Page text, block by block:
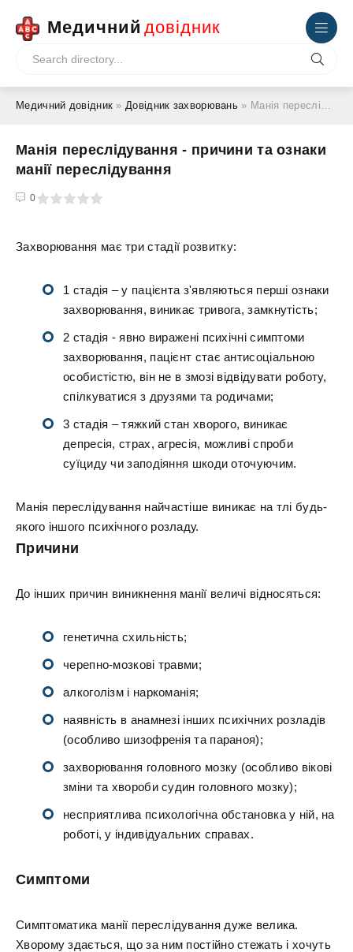
Медичний довідник
Медичний довідник »Довідник захворювань » Манія переслідування - причини та ознаки манії переслідування
Манія переслідування - причини та ознаки
манії переслідування
0
5
Захворювання має три стадії розвитку:
1 стадія – у пацієнта з'являються перші ознаки
захворювання, виникає тривога, замкнутість;
2 стадія - явно виражені психічні симптоми
захворювання, пацієнт стає антисоціальною
особистістю, він не в змозі відвідувати роботу,
спілкуватися з друзями та родичами;
3 стадія – тяжкий стан хворого, виникає
депресія, страх, агресія, можливі спроби
суїциду чи заподіяння шкоди оточуючим.
Манія переслідування найчастіше виникає на тлі будь-
якого іншого психічного розладу.
Причини
До інших причин виникнення манії величі відносяться:
генетична схильність;
черепно-мозкові травми;
алкоголізм і наркоманія;
наявність в анамнезі інших психічних розладів
(особливо шизофренія та параноя);
захворювання головного мозку (особливо вікові
зміни та хвороби судин головного мозку);
несприятлива психологічна обстановка у ній, на
роботі, у індивідуальних справах.
Симптоми
Симптоматика манії переслідування дуже велика.
Хворому здається, що за ним постійно стежать і хочуть